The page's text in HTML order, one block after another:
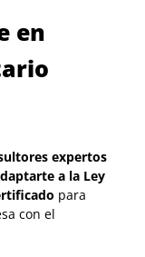
en
expertos
ala Ley
para
con el